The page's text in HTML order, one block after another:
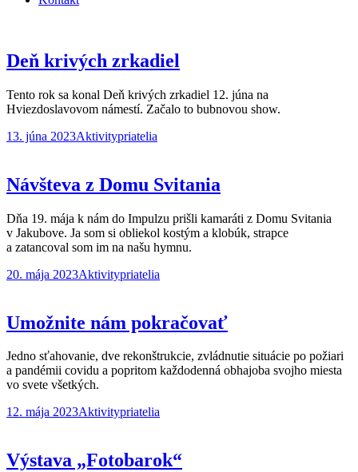
Deň krivých zrkadiel
Tento rok sa konal Deň krivých zrkadiel 12. júna na
Hviezdoslavovom námestí. Začalo to bubnovou show.
13. júna 2023Aktivitypriatelia
Návšteva z Domu Svitania
Dňa 19. mája k nám do Impulzu prišli kamaráti z Domu Svitania
v Jakubove. Ja som si obliekol kostým a klobúk, strapce
a zatancoval som im na našu hymnu.
20. mája 2023Aktivitypriatelia
Umožnite nám pokračovať
Jedno sťahovanie, dve rekonštrukcie, zvládnutie situácie po požiari
a pandémii covidu a popritom každodenná obhajoba svojho miesta
vo svete všetkých.
12. mája 2023Aktivitypriatelia
Výstava „Fotobarok“